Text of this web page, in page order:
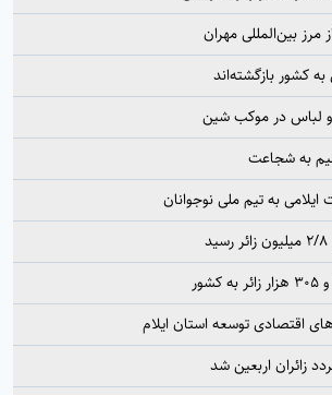
مرز بین‌المللی مهران
لباس در موکب شین
به شجاعت
به تیم ملی نوجوانان
اقتصادی توسعه استان ایلام
زائران اربعین شد